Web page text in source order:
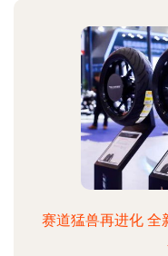
赛道猛兽再进化 全